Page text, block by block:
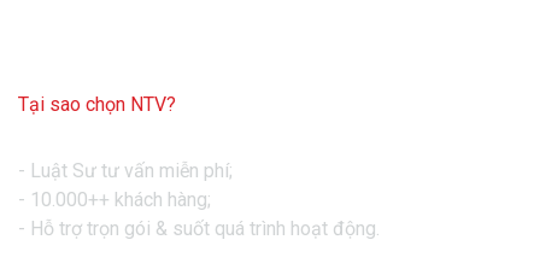
Tại sao chọn NTV?
- Luật Sư tư vấn miễn phí;
- 10.000++ khách hàng;
- Hỗ trợ trọn gói & suốt quá trình hoạt động.